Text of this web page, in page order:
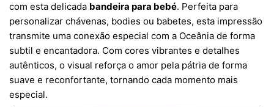
com esta delicada bandeira para bebé. Perfeita para
personalizar chávenas, bodies ou babetes, esta impressão
transmite uma conexão especial com a Oceânia de forma
subtil e encantadora. Com cores vibrantes e detalhes
autênticos, o visual reforça o amor pela pátria de forma
suave e reconfortante, tornando cada momento mais
especial.